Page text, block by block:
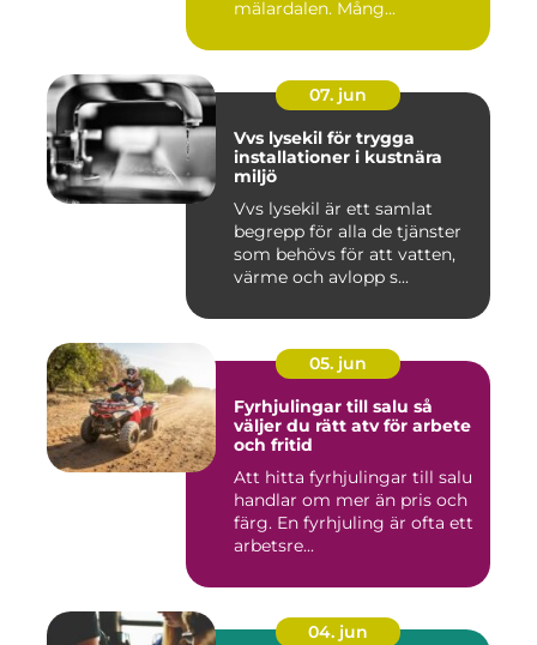
mälardalen. Mång...
07. jun
Vvs lysekil för trygga
installationer i kustnära
miljö
Vvs lysekil är ett samlat
begrepp för alla de tjänster
som behövs för att vatten,
värme och avlopp s...
05. jun
Fyrhjulingar till salu så
väljer du rätt atv för arbete
och fritid
Att hitta fyrhjulingar till salu
handlar om mer än pris och
färg. En fyrhjuling är ofta ett
arbetsre...
04. jun